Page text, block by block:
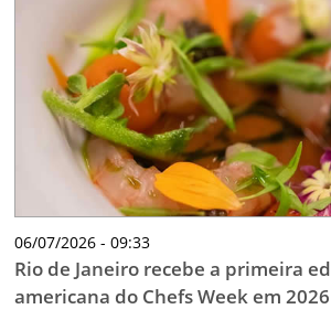
06/07/2026 - 09:33
Rio de Janeiro recebe a primeira
americana do Chefs Week em 2026